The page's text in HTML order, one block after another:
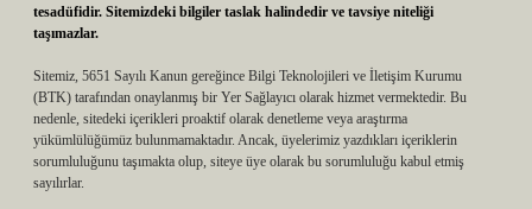
tesadüfidir. Sitemizdeki bilgiler taslak halindedir ve tavsiye niteliği
taşımazlar.
Sitemiz, 5651 Sayılı Kanun gereğince Bilgi Teknolojileri ve İletişim Kurumu
(BTK) tarafından onaylanmış bir Yer Sağlayıcı olarak hizmet vermektedir. Bu
nedenle, sitedeki içerikleri proaktif olarak denetleme veya araştırma
yükümlülüğümüz bulunmamaktadır. Ancak, üyelerimiz yazdıkları içeriklerin
sorumluluğunu taşımakta olup, siteye üye olarak bu sorumluluğu kabul etmiş
sayılırlar.